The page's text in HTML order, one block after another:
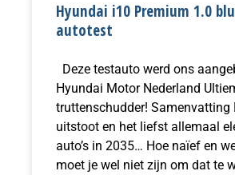
Hyundai i10 Premium 1.0
autotest
Deze testauto werd ons
Hyundai Motor Nederland
truttenschudder! Samenvatting
uitstoot en het liefst allemaal
auto’s in 2035… Hoe naïef en
moet je wel niet zijn om dat te